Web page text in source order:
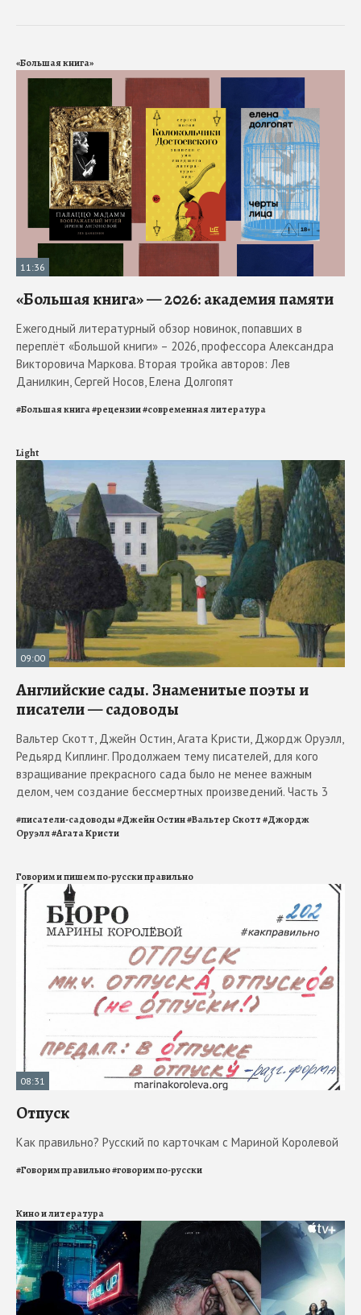
«Большая книга»
11:36
«Большая книга» — 2026: академия памяти
Ежегодный литературный обзор новинок, попавших в
переплёт «Большой книги» – 2026, профессора Александра
Викторовича Маркова. Вторая тройка авторов: Лев
Данилкин, Сергей Носов, Елена Долгопят
#Большая книга#рецензии#современная литература
Light
09:00
Английские сады. Знаменитые поэты и
писатели — садоводы
Вальтер Скотт, Джейн Остин, Агата Кристи, Джордж Оруэлл,
Редьярд Киплинг. Продолжаем тему писателей, для кого
взращивание прекрасного сада было не менее важным
делом, чем создание бессмертных произведений. Часть 3
#писатели-садоводы#Джейн Остин#Вальтер Скотт#Джордж
Оруэлл#Агата Кристи
Говорим и пишем по-русски правильно
08:31
Отпуск
Как правильно? Русский по карточкам с Мариной Королевой
#Говорим правильно#говорим по-русски
Кино и литература